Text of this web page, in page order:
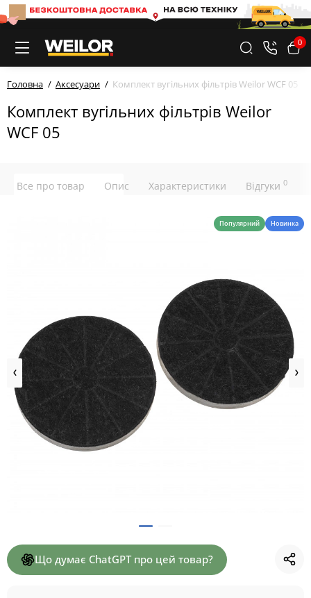
0
Головна Аксесуари Комплект вугільних фільтрів Weilor WCF 05
Комплект вугільних фільтрів Weilor
WCF 05
Все про товар Опис Характеристики Відгуки 0
Популярний Новинка
Що думає ChatGPT про цей товар?